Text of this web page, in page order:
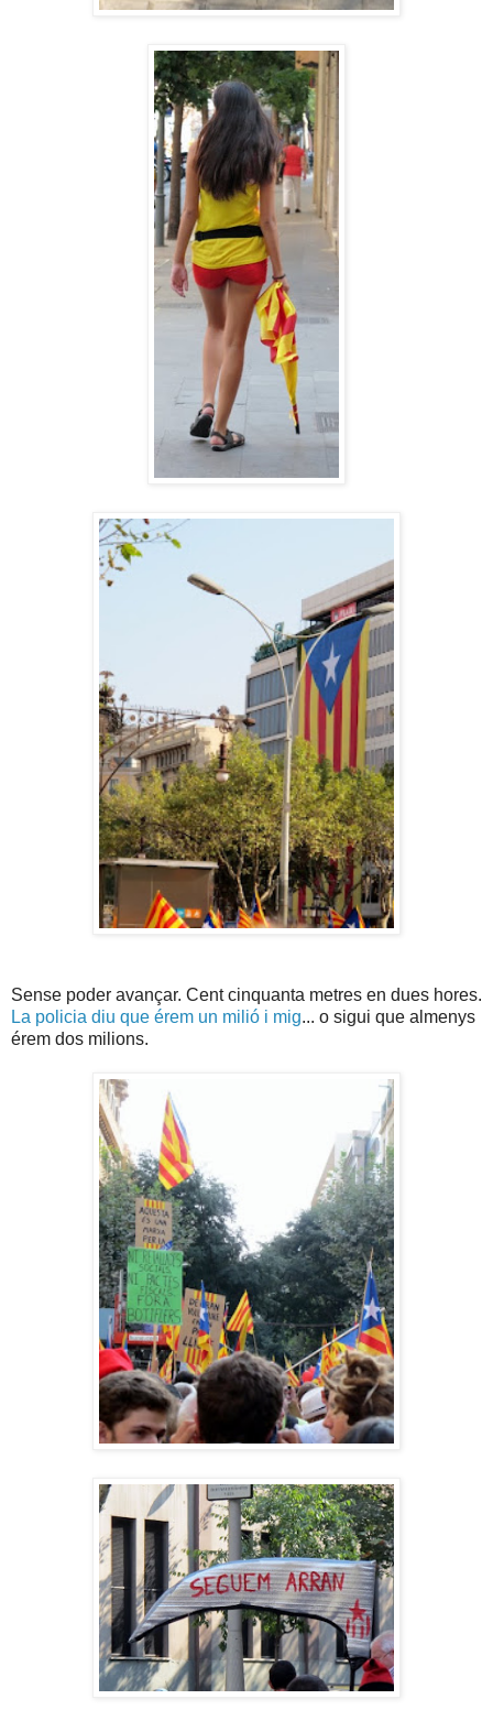
Sense poder avançar. Cent cinquanta metres en dues hores.
La policia diu que érem un milió i mig... o sigui que almenys
érem dos milions.